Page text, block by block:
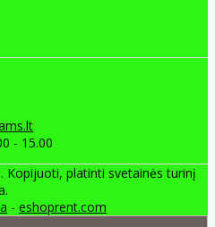
- 15.00
Kopijuoti, platinti svetainės turinį
- eshoprent.com